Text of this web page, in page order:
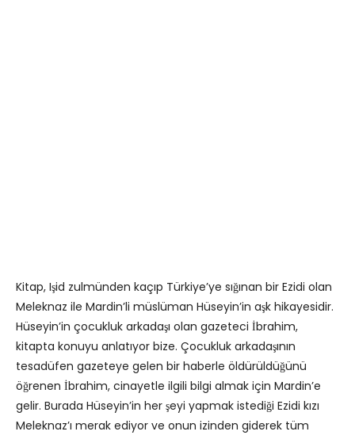
Kitap, Işid zulmünden kaçıp Türkiye’ye sığınan bir Ezidi olan
Meleknaz ile Mardin’li müslüman Hüseyin’in aşk hikayesidir.
Hüseyin’in çocukluk arkadaşı olan gazeteci İbrahim,
kitapta konuyu anlatıyor bize. Çocukluk arkadaşının
tesadüfen gazeteye gelen bir haberle öldürüldüğünü
öğrenen İbrahim, cinayetle ilgili bilgi almak için Mardin’e
gelir. Burada Hüseyin’in her şeyi yapmak istediği Ezidi kızı
Meleknaz’ı merak ediyor ve onun izinden giderek tüm